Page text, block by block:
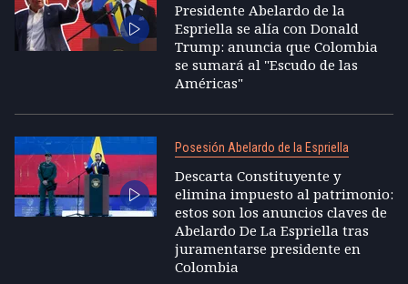
Presidente Abelardo de la
Espriella se alía con Donald
Trump: anuncia que Colombia
se sumará al "Escudo de las
Américas"
Posesión Abelardo de la Espriella
Descarta Constituyente y
elimina impuesto al patrimonio:
estos son los anuncios claves de
Abelardo De La Espriella tras
juramentarse presidente en
Colombia